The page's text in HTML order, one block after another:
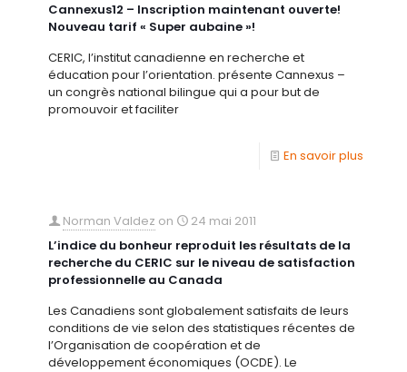
Cannexus12 – Inscription maintenant ouverte!
Nouveau tarif « Super aubaine »!
CERIC, l’institut canadienne en recherche et
éducation pour l’orientation. présente Cannexus –
un congrès national bilingue qui a pour but de
promouvoir et faciliter
En savoir plus
Norman Valdez on
24 mai 2011
L’indice du bonheur reproduit les résultats de la
recherche du CERIC sur le niveau de satisfaction
professionnelle au Canada
Les Canadiens sont globalement satisfaits de leurs
conditions de vie selon des statistiques récentes de
l’Organisation de coopération et de
développement économiques (OCDE). Le